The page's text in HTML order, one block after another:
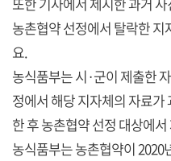
농촌협약 선정에서 탈락한
요.
농식품부는 시·군이 제출한
정에서 해당 지자체의 자료
한 후 농촌협약 선정 대상에
농식품부는 농촌협약이 2020